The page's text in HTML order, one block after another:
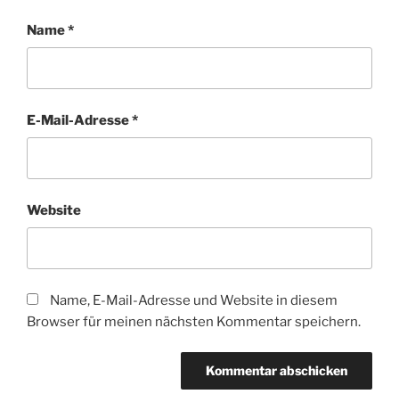
Name*
E-Mail-Adresse*
Website
Name, E-Mail-Adresse und Website in diesem
Browser für meinen nächsten Kommentar speichern.